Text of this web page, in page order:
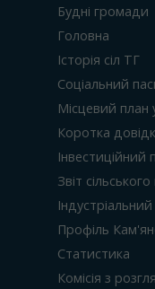
Будні громади
Головна
Історія сіл ТГ
Соціальний
Місцевий план
Коротка
Звіт
Профіль
Статистика
Комісія з